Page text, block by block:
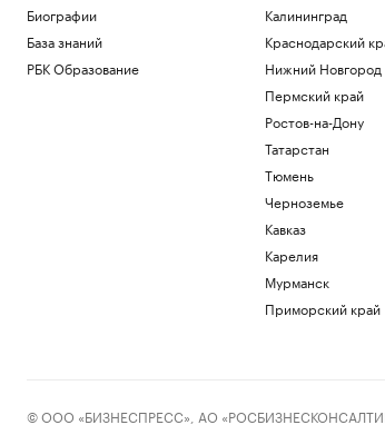
Биографии
База знаний
РБК Образование
Калининград
Краснодарский
Нижний Новгород
Пермский край
Ростов-на-Дону
Татарстан
Тюмень
Черноземье
Кавказ
Карелия
Мурманск
Приморский край
© ООО «БИЗНЕСПРЕСС», АО «РОСБИЗНЕСКОНСАЛТИНГ»,